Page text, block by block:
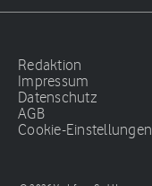
Redaktion
Impressum
Datenschutz
AGB
Cookie-Einstellungen